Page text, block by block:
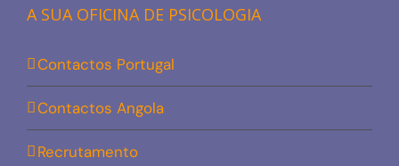
A SUA OFICINA DE PSICOLOGIA
Contactos Portugal
Contactos Angola
Recrutamento